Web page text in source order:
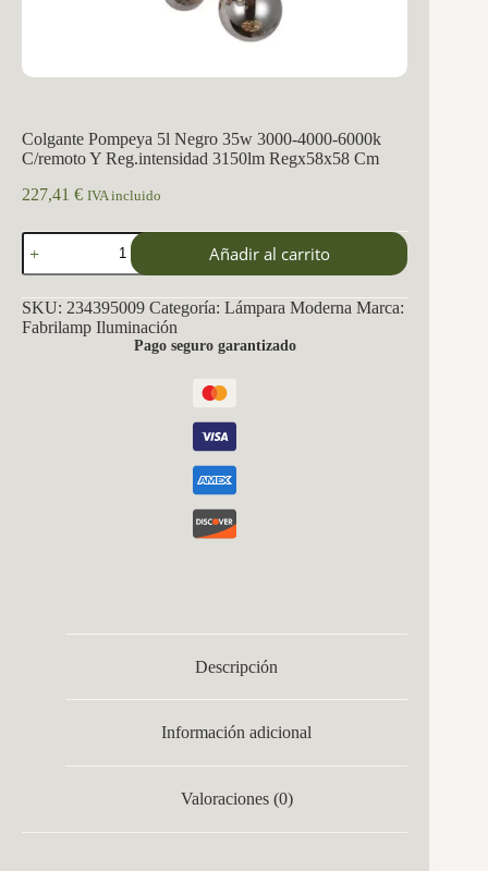
Colgante Pompeya 5l Negro 35w 3000-4000-6000k
C/remoto Y Reg.intensidad 3150lm Regx58x58 Cm
227,41 € IVA incluido
Colgante
Pompeya
5l
Negro
35w
3000-
Añadir al carrito
SKU: 234395009 Categoría: Lámpara Moderna Marca:
Fabrilamp Iluminación
Pago seguro garantizado
Descripción
Información adicional
Valoraciones (0)